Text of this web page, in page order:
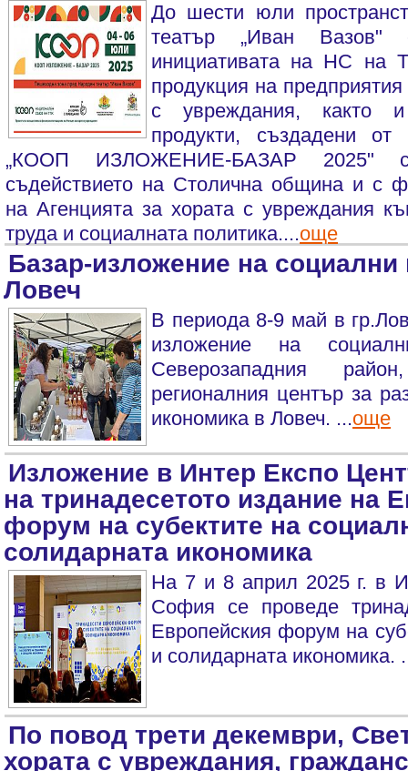
До шести юли
театър „Иван Вазов"
инициативата на НС на
продукция на
с увреждания, както
продукти, създадени
„КООП ИЗЛОЖЕНИЕ-БАЗАР 2025"
съдействието на Столична община и с
на Агенцията за хората с увреждания
труда и социалната политика....още
Базар-изложение на социални
Ловеч
В периода 8-9 май в
изложение на
Северозападния
регионалния център за
икономика в Ловеч. ...още
Изложение в Интер Експо
на тринадесетото издание на
форум на субектите на
солидарната икономика
На 7 и 8 април 2025 г. в
София се проведе
Европейския форум на
и солидарната икономика.
По повод трети декември,
хората с увреждания,